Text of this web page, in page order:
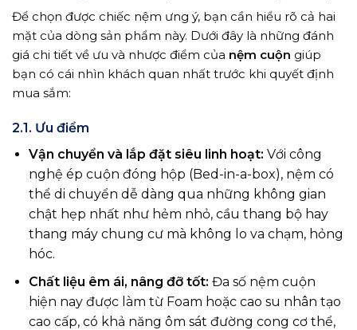
Để chọn được chiếc nệm ưng ý, bạn cần hiểu rõ cả hai
mặt của dòng sản phẩm này. Dưới đây là những đánh
giá chi tiết về ưu và nhược điểm của nệm cuộn giúp
bạn có cái nhìn khách quan nhất trước khi quyết định
mua sắm:
2.1. Ưu điểm
Vận chuyển và lắp đặt siêu linh hoạt: Với công
nghệ ép cuộn đóng hộp (Bed-in-a-box), nệm có
thể di chuyển dễ dàng qua những không gian
chật hẹp nhất như hẻm nhỏ, cầu thang bộ hay
thang máy chung cư mà không lo va chạm, hỏng
hóc.
Chất liệu êm ái, nâng đỡ tốt: Đa số nệm cuộn
hiện nay được làm từ Foam hoặc cao su nhân tạo
cao cấp, có khả năng ôm sát đường cong cơ thể,